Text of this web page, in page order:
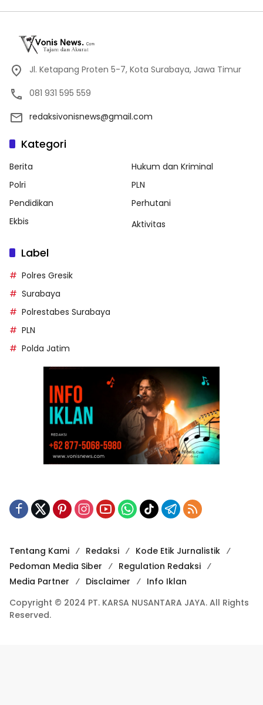
Jl. Ketapang Proten 5-7, Kota Surabaya, Jawa Timur
081 931 595 559
redaksivonisnews@gmail.com
Kategori
Berita
Hukum dan Kriminal
Polri
PLN
Pendidikan
Perhutani
Ekbis
Aktivitas
Label
Polres Gresik
Surabaya
Polrestabes Surabaya
PLN
Polda Jatim
Tentang Kami Redaksi
Kode Etik Jurnalistik
Pedoman Media Siber
Regulation Redaksi
Media Partner
Disclaimer
Info Iklan
Copyright © 2024 PT. KARSA NUSANTARA JAYA. All Rights
Reserved.